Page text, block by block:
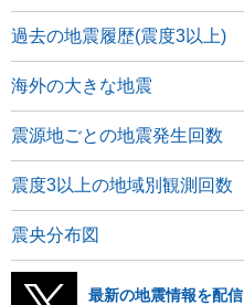
過去の地震履歴(震度3以上)
海外の大きな地震
震源地ごとの地震発生回数
震度3以上の地域別観測回数
震央分布図
最新の地震情報を配信